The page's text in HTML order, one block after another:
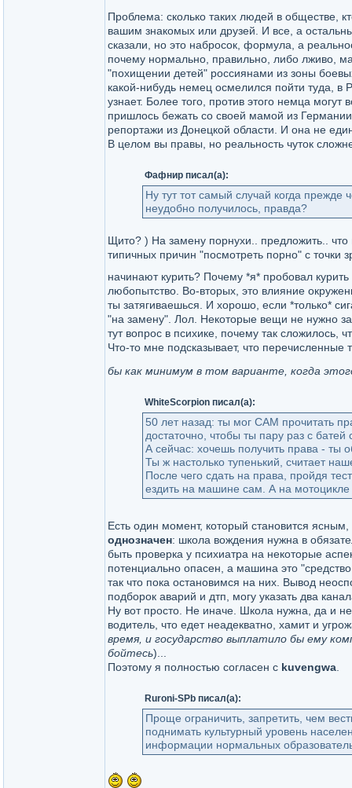
Проблема: сколько таких людей в обществе,
вашим знакомых или друзей. И все, а
сказали, но это набросок, формула, а
почему нормально, правильно, либо лживо,
"похищении детей" россиянами из зоны
какой-нибудь немец осмелился пойти туда, в
узнает. Более того, против этого немца могут
пришлось бежать со своей мамой из
репортажи из Донецкой области. И она не
В целом вы правы, но реальность чуток
Фафнир писал(а):
Ну тут тот самый случай когда
неудобно получилось, правда?
Щито? ) На замену порнухи.. предложить..
типичных причин "посмотреть порно" с
начинают курить? Почему *я* пробовал
любопытство. Во-вторых, это влияние
ты затягиваешься. И хорошо, если *только*
"на замену". Лол. Некоторые вещи не нужно
тут вопрос в психике, почему так сложилось,
Что-то мне подсказывает, что
бы как минимум в том варианте, когда
WhiteScorpion писал(а):
50 лет назад: ты мог САМ прочитать
достаточно, чтобы ты пару раз с
А сейчас: хочешь получить права - ты
Ты ж настолько тупенький, считает
После чего сдать на права, пройдя
ездить на машине сам. А на
Есть один момент, который становится
однозначен: школа вождения нужна в
быть проверка у психиатра на некоторые
потенциально опасен, а машина это
так что пока остановимся на них. Вывод
подборок аварий и дтп, могу указать два
Ну вот просто. Не иначе. Школа нужна, да и
водитель, что едет неадекватно, хамит и
время, и государство выплатило бы ему
бойтесь)...
Поэтому я полностью согласен с kuvengwa
Ruroni-SPb писал(а):
Проще ограничить, запретить, чем
поднимать культурный уровень
информации нормальных